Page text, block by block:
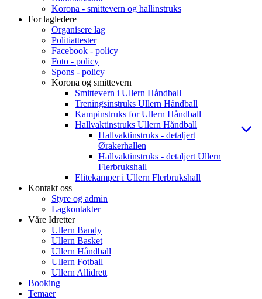
Korona - smittevern og hallinstruks
For lagledere
Organisere lag
Politiattester
Facebook - policy
Foto - policy
Spons - policy
Korona og smittevern
Smittevern i Ullern Håndball
Treningsinstruks Ullern Håndball
Kampinstruks for Ullern Håndball
Hallvaktinstruks Ullern Håndball
Hallvaktinstruks - detaljert
Ørakerhallen
Hallvaktinstruks - detaljert Ullern
Flerbrukshall
Elitekamper i Ullern Flerbrukshall
Kontakt oss
Styre og admin
Lagkontakter
Våre Idretter
Ullern Bandy
Ullern Basket
Ullern Håndball
Ullern Fotball
Ullern Allidrett
Booking
Temaer